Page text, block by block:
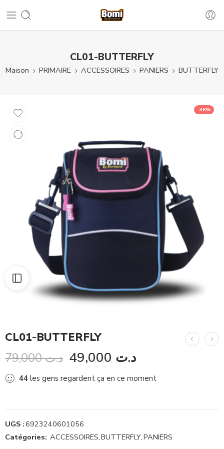
CL01-BUTTERFLY
Maison PRIMAIRE ACCESSOIRES PANIERS BUTTERFLY
-38%
CL01-BUTTERFLY
د.ت79,000 د.ت
44 les gens regardent ça en ce moment
UGS :6923240601056
Catégories: ACCESSOIRES,BUTTERFLY,PANIERS